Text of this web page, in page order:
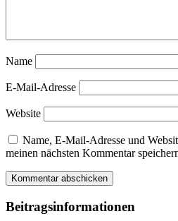
Name
E-Mail-Adresse
Website
Name, E-Mail-Adresse und
meinen nächsten Kommentar
Beitragsinformationen